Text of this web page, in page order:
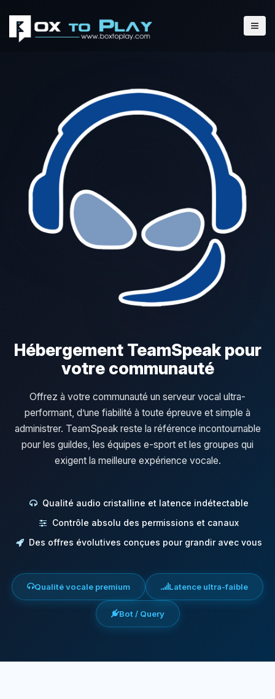
Hébergement TeamSpeak pour
votre communauté
Offrez à votre communauté un serveur vocal ultra-
performant, d’une fiabilité à toute épreuve et simple à
administrer. TeamSpeak reste la référence incontournable
pour les guildes, les équipes e-sport et les groupes qui
exigent la meilleure expérience vocale.
Qualité audio cristalline et latence indétectable
Contrôle absolu des permissions et canaux
Des offres évolutives conçues pour grandir avec vous
Qualité vocale premium Latence ultra-faible
Bot / Query